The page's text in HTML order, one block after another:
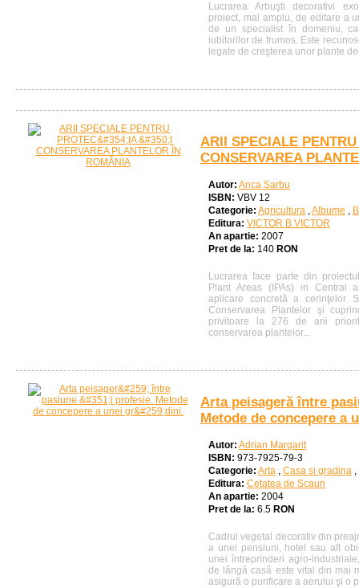
Lucrarea Arbuşti decorativi
proiect, mai amplu, de editare a
de un specialist în domeniu,
iubitorilor de frumos. Este
legate de creşterea unor plante
ARII SPECIALE
CONSERVAREA
Autor: Anca Sarbu
ISBN: VBV 12
Categorie: Agricultura ,Albume ,
Editura: VICTOR B VICTOR
An apartie: 2007
Pret de la: 140 RON
Lucrarea face parte din
Plant Areas (IPAs) in Central
aplicare concretă a cerinţelor
Conservarea Plantelor şi
privitoare la 276 de arii
conservarea plantelor...
Arta peisageră între
Metode de concepere a
Autor: Adrian Margarit
ISBN: 973-7925-79-3
Categorie: Arta , Casa si gradina ,
Editura: Cetatea de Scaun
An apartie: 2004
Pret de la: 6.5 RON
Cadrul vegetal decorativ din
a unei pensiuni, hotel sau alt
unei întreprinderi agro-
de lângă casă este vital din mai
asigură o purificare a aerului şi o